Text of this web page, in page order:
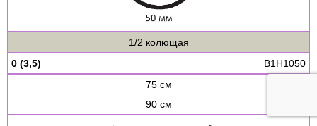
1/2 колющая
0 (3,5)
B1H1050
75 см
90 см